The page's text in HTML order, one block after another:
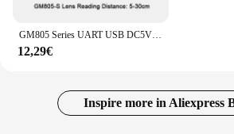
GM805 Series UART USB DC5V modulo lettore di codici a barre Scanner 1D/2D QR lettore di codici a barre per Android Arduino
12,29€
Inspire more in Aliexpress